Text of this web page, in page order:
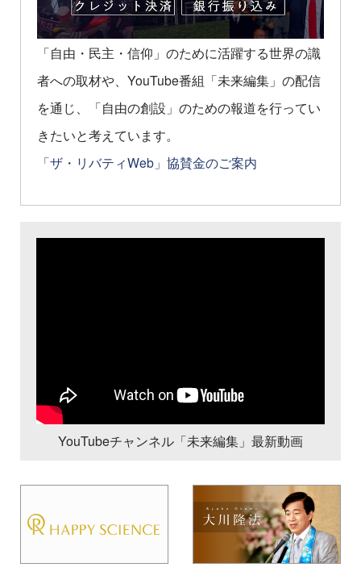
「自由・民主・信仰」のために活躍する世界の識
者への取材や、YouTube番組「未来編集」の配信
を通じ、「自由の創設」のための報道を行ってい
きたいと考えています。
「ザ・リバティWeb」協賛金のご案内
YouTubeチャンネル「未来編集」最新動画